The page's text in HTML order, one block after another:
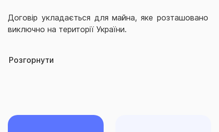
Договір укладається для майна, яке розташовано
виключно на території України.
прямо не вказано в Договорі:
метали та каміння, а також вироби з них, ювелірні
Розгорнути